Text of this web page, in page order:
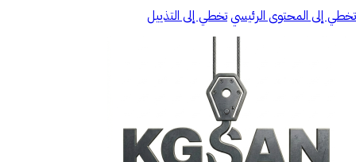
تخطي إلى المحتوى الرئيسيتخطي إلى التذييل